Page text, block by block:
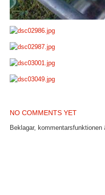
NO COMMENTS YET
Beklagar,